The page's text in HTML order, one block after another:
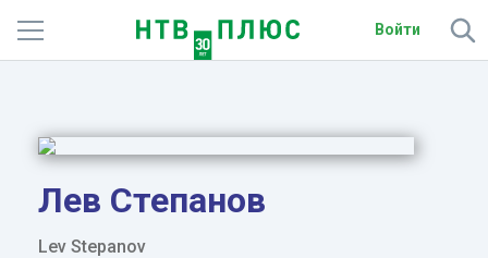
Войти
Фильмы и сериалы
Спорт
Подписки
Лев Степанов
Lev Stepanov